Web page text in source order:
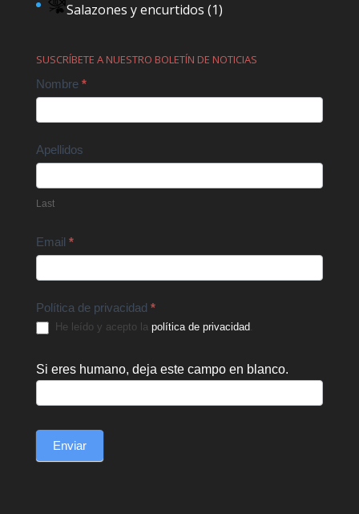
Salazones y encurtidos (1)
SUSCRÍBETE A NUESTRO BOLETÍN DE NOTICIAS
Contact
Nombre *
Apellidos
Last
Email *
Política de privacidad *
He leído y acepto la política de privacidad.
Si eres humano, deja este campo en blanco.
Enviar